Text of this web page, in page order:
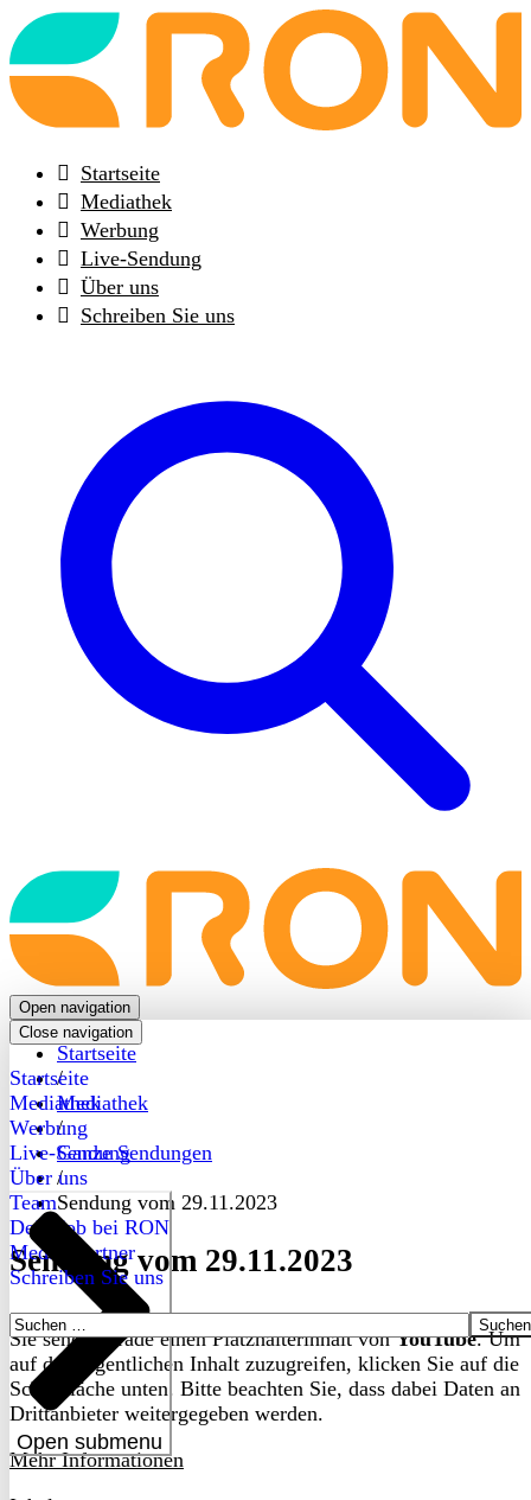
Back
to
frontpage
Startseite
Mediathek
Werbung
Live-Sendung
Über uns
Schreiben Sie uns
Back
to
frontpage
Open navigation
Close navigation
Startseite
Mediathek
Werbung
Live-Sendung
Über uns
Open submenu
Team
Dein Job bei RON
Medienpartner
Schreiben Sie uns
Suchen
nach:
Startseite
/
Mediathek
/
Ganze Sendungen
/
Sendung vom 29.11.2023
Sendung vom 29.11.2023
Sie sehen gerade einen Platzhalterinhalt vonYouTube. Um
auf den eigentlichen Inhalt zuzugreifen, klicken Sie auf die
Schaltfläche unten. Bitte beachten Sie, dass dabei Daten an
Drittanbieter weitergegeben werden.
Mehr Informationen